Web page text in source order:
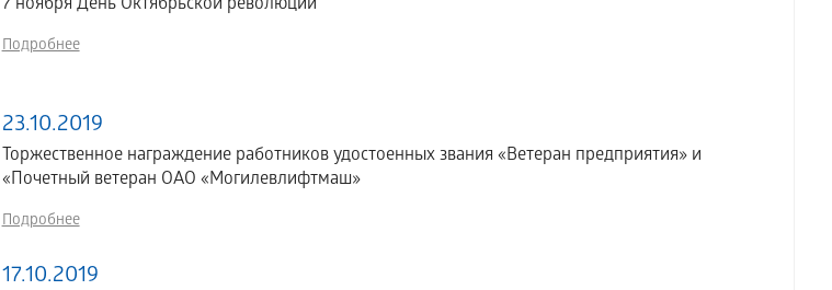
7 ноября День Октябрьской революции
Подробнее
23.10.2019
Торжественное награждение работников удостоенных звания «Ветеран предприятия» и
«Почетный ветеран ОАО «Могилевлифтмаш»
Подробнее
17.10.2019